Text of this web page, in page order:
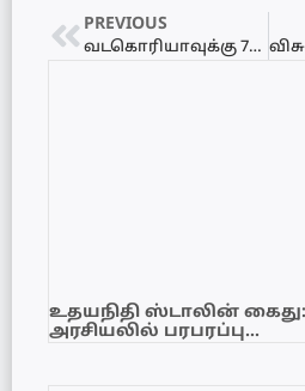
PREVIOUS
வடகொரியாவுக்கு 70க்கும் மேற்பட்ட விலங்குகளை பரிசாக வழங்கிய ரஷ்யா!
உதயநிதி ஸ்டாலின்
அரசியலில் பரபரப்பு…